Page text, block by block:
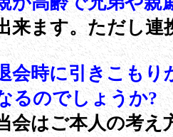
来ます。ただし連
会時に引きこも
るのでしょうか?
はご本人の考え